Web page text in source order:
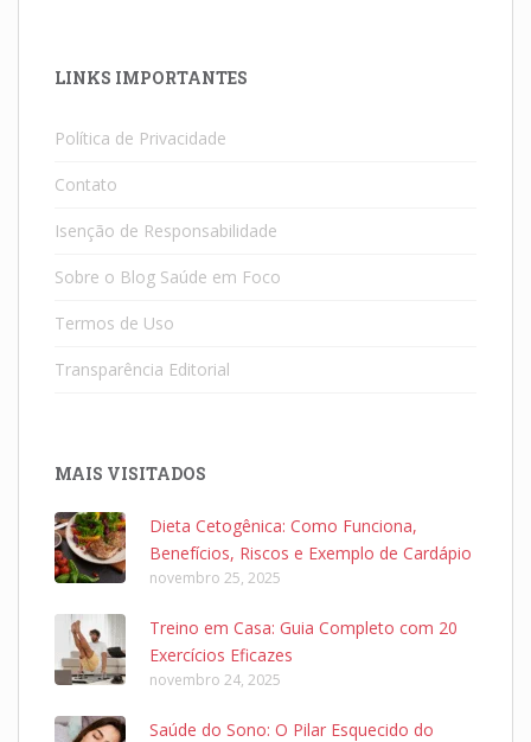
LINKS IMPORTANTES
Política de Privacidade
Contato
Isenção de Responsabilidade
Sobre o Blog Saúde em Foco
Termos de Uso
Transparência Editorial
MAIS VISITADOS
Dieta Cetogênica: Como Funciona,
Benefícios, Riscos e Exemplo de Cardápio
novembro 25, 2025
Treino em Casa: Guia Completo com 20
Exercícios Eficazes
novembro 24, 2025
Saúde do Sono: O Pilar Esquecido do